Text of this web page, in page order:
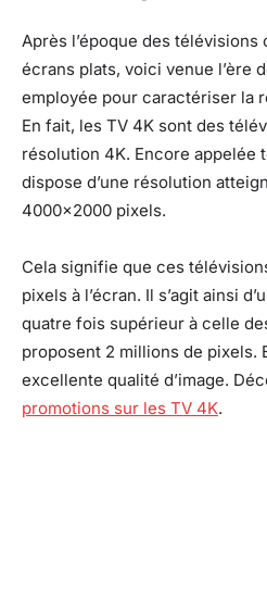
Après l’époque des
écrans plats, voici venue l’ère
employée pour caractériser la
En fait, les TV 4K sont des
résolution 4K. Encore appelée
dispose d’une résolution
4000×2000 pixels.
Cela signifie que ces
pixels à l’écran. Il s’agit ainsi
quatre fois supérieur à celle
proposent 2 millions de pixels.
excellente qualité d’image.
promotions sur les TV 4K.